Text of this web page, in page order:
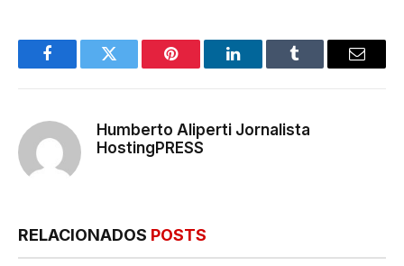
FacebookTwitter Pinterest LinkedInTumblr
E-
Humberto Aliperti Jornalista
HostingPRESS
RELACIONADOS POSTS